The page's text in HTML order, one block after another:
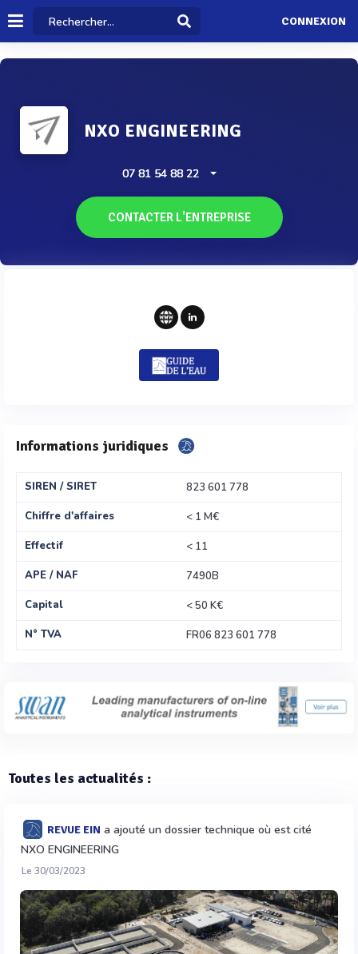
CONNEXION
NXO ENGINEERING
07 81 54 88 22
CONTACTER L'ENTREPRISE
Informations juridiques
SIREN / SIRET
823 601 778
Chiffre d'affaires
< 1 M€
Effectif
< 11
APE / NAF
7490B
Capital
< 50 K€
N° TVA
FR06 823 601 778
Toutes les actualités :
REVUE EIN a ajouté un dossier technique où est cité
NXO ENGINEERING
Le 30/03/2023